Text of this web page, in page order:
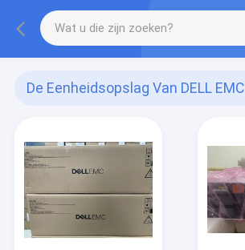
De Eenheidsopslag Van DELL EMC